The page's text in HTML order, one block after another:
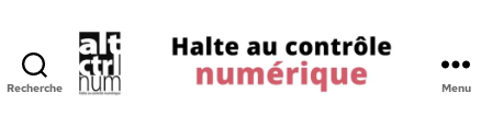
Recherche Menu